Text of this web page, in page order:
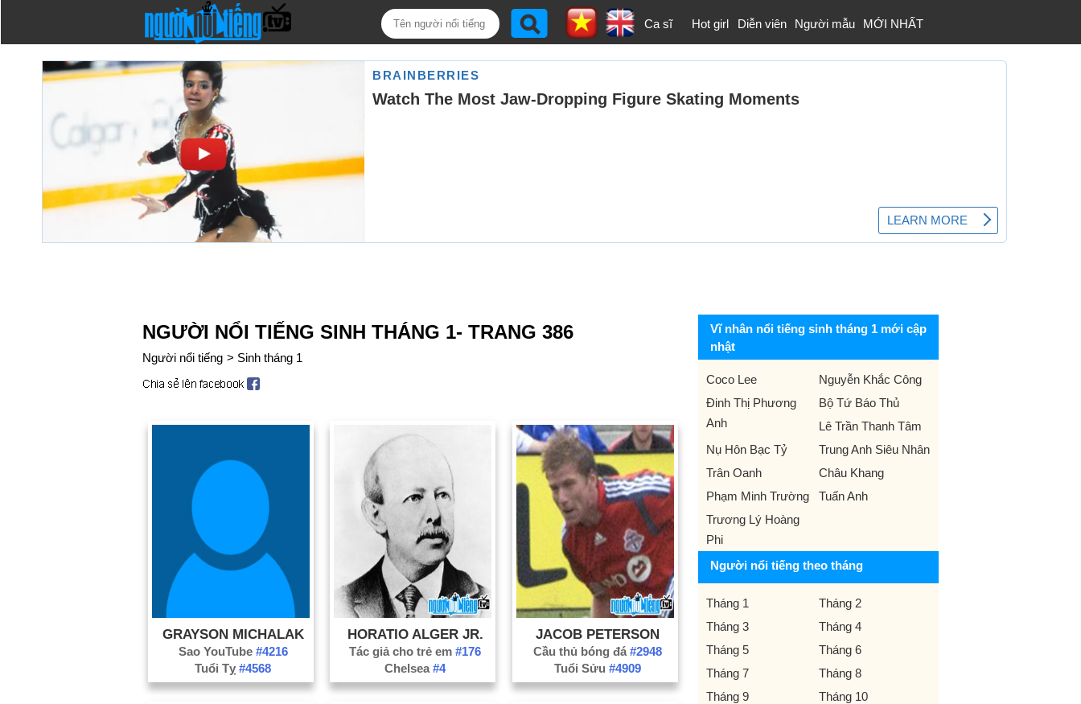
Ca sĩ Hot girl Diễn viên Người mẫu MỚI NHẤT
NGƯỜI NỔI TIẾNG SINH THÁNG 1- TRANG 386
Người nổi tiếng > Sinh tháng 1
GRAYSON MICHALAK
Sao YouTube #4216
Tuổi Tỵ#4568
HORATIO ALGER JR.
Tác giả cho trẻ em#176
Chelsea#4
JACOB PETERSON
Cầu thủ bóng đá #2948
Tuổi Sửu #4909
Vĩ nhân nổi tiếng sinh tháng 1 mới cập
nhật
Coco Lee
Nguyễn Khắc Công
Đinh Thị Phương
Anh
Bộ Tứ Báo Thủ
Lê Trần Thanh Tâm
Nụ Hôn Bạc Tỷ
Trung Anh Siêu Nhân
Trân Oanh
Châu Khang
Phạm Minh Trường
Tuấn Anh
Trương Lý Hoàng
Phi
Người nổi tiếng theo tháng
Tháng 1
Tháng 2
Tháng 3
Tháng 4
Tháng 5
Tháng 6
Tháng 7
Tháng 8
Tháng 9
Tháng 10